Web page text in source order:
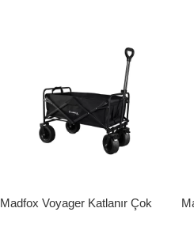
Madfox Voyager Katlanır Çok